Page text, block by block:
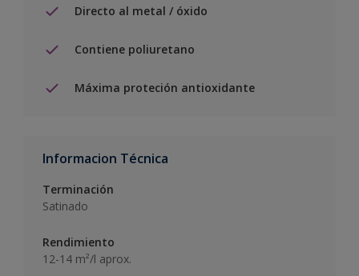
Directo al metal / óxido
Contiene poliuretano
Máxima proteción antioxidante
Informacion Técnica
Terminación
Satinado
Rendimiento
12-14 m²/l aprox.